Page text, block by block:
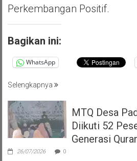
Perkembangan Positif.
Bagikan ini:
WhatsApp
Selengkapnya
MTQ Desa
Diikuti 52
Generasi
26/07/2026 0